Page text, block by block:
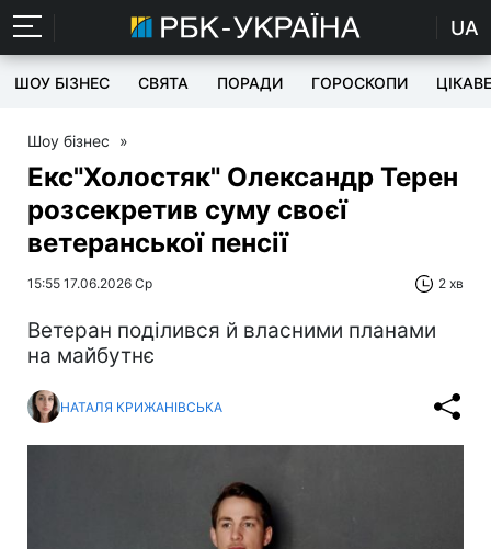
UA
ШОУ БІЗНЕС СВЯТА ПОРАДИ ГОРОСКОПИ ЦІКАВЕ
Шоу бізнес »
Екс"Холостяк" Олександр Терен
розсекретив суму своєї
ветеранської пенсії
15:55 17.06.2026 Ср 2 хв
Ветеран поділився й власними планами
на майбутнє
НАТАЛЯ КРИЖАНІВСЬКА